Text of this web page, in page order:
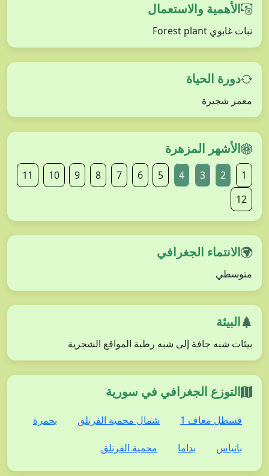
الأهمية والاستعمال
نبات غابوي Forest plant
دورة الحياة
معمر شجيرة
الأشهر المزهرة
1
2
3
4
5
6
7
8
9
10
11
12
الانتماء الجغرافي
متوسطي
البيئة
بيئات شبه جافة إلى شبه رطبة المواقع الشجرية
التوزع الجغرافي في سورية
قسطل معاف 1 شمال محمية الفرنلق بحمرة
بانياس بداما محمية الفرنلق